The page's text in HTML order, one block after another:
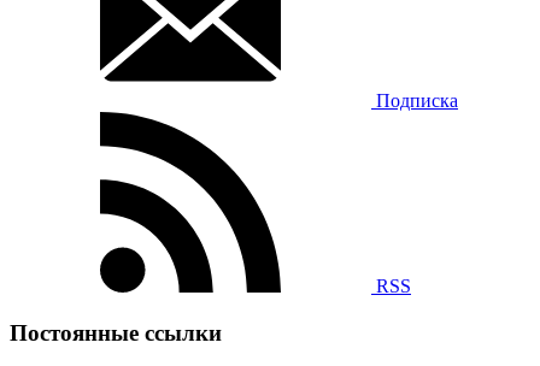
Подписка
RSS
Постоянные ссылки